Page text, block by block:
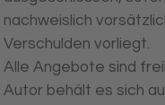
nachweislich
Verschulden vorliegt.
Alle Angebote sind
Autor behält es sich